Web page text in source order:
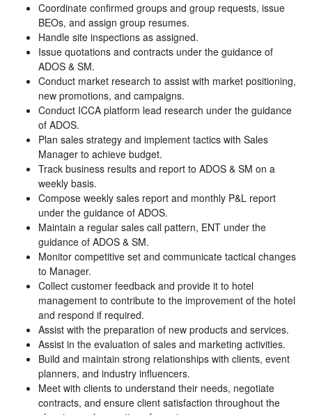
Coordinate confirmed groups and group requests, issue
BEOs, and assign group resumes.
Handle site inspections as assigned.
Issue quotations and contracts under the guidance of
ADOS & SM.
Conduct market research to assist with market positioning,
new promotions, and campaigns.
Conduct ICCA platform lead research under the guidance
of ADOS.
Plan sales strategy and implement tactics with Sales
Manager to achieve budget.
Track business results and report to ADOS & SM on a
weekly basis.
Compose weekly sales report and monthly P&L report
under the guidance of ADOS.
Maintain a regular sales call pattern, ENT under the
guidance of ADOS & SM.
Monitor competitive set and communicate tactical changes
to Manager.
Collect customer feedback and provide it to hotel
management to contribute to the improvement of the hotel
and respond if required.
Assist with the preparation of new products and services.
Assist in the evaluation of sales and marketing activities.
Build and maintain strong relationships with clients, event
planners, and industry influencers.
Meet with clients to understand their needs, negotiate
contracts, and ensure client satisfaction throughout the